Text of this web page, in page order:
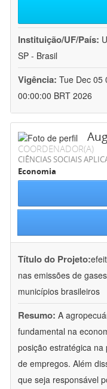
Instituição/UF/País:
SP - Brasil
Vigência: Tue Dec 05
00:00:00 BRT 2026
COORDENADOR(A)
CIÊNCIAS SOCIAIS
Economia
Título do Projeto:
nas emissões de
municípios brasileiros
Resumo: A
fundamental na
posição estratégica
de empregos. Além
que seja responsável